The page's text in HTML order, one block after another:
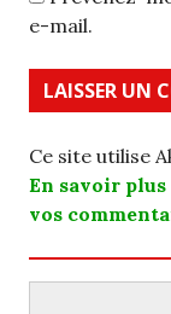
e-mail.
Ce site utilise
En savoir
vos
Rechercher